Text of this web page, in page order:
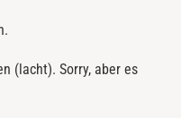
(lacht). Sorry, aber es